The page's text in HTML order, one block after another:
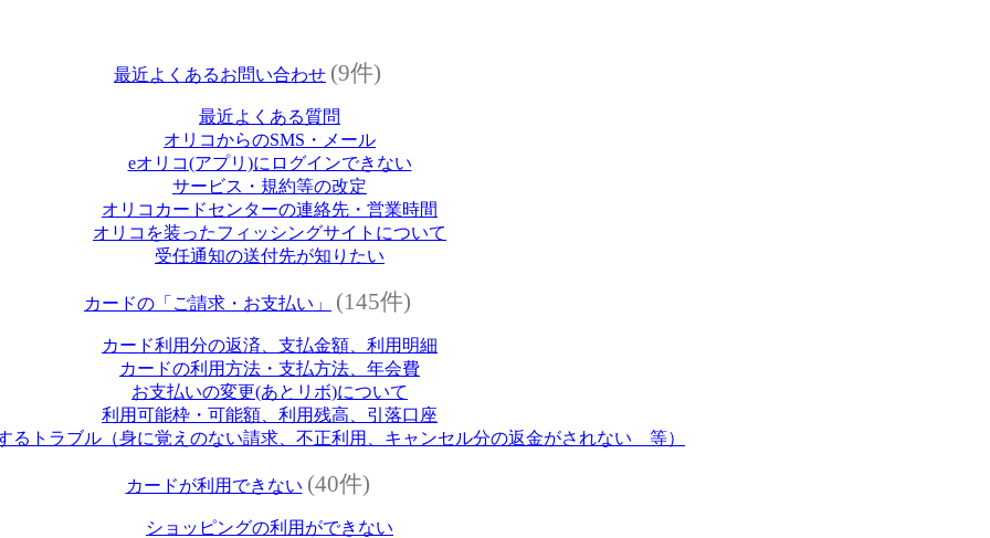
最近よくあるお問い合わせ (9件)
最近よくある質問
オリコからのSMS・メール
eオリコ(アプリ)にログインできない
サービス・規約等の改定
オリコカードセンターの連絡先・営業時間
オリコを装ったフィッシングサイトについて
受任通知の送付先が知りたい
カードの「ご請求・お支払い」 (145件)
カード利用分の返済、支払金額、利用明細
カードの利用方法・支払方法、年会費
お支払いの変更(あとリボ)について
利用可能枠・可能額、利用残高、引落口座
るトラブル（身に覚えのない請求、不正利用、キャンセル分の返金がされない 等）
カードが利用できない (40件)
ショッピングの利用ができない